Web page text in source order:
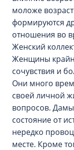
моложе
формируются
отношения во
Женский
Женщины
сочувствия и
Они много
своей личной
вопросов. Дамы
состояние от
нередко
месте. Кроме